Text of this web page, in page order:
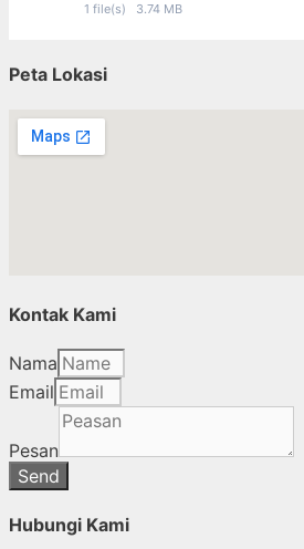
1 file(s) 3.74 MB
Peta Lokasi
Kontak Kami
Nama
Email
Pesan
Send
Hubungi Kami